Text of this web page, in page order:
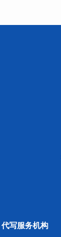
写服务机构